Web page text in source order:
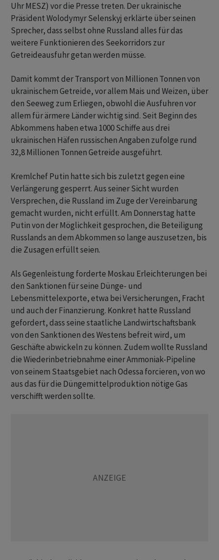
Uhr MESZ) vor die Presse treten. Der ukrainische
Präsident Wolodymyr Selenskyj erklärte über seinen
Sprecher, dass selbst ohne Russland alles für das
weitere Funktionieren des Seekorridors zur
Getreideausfuhr getan werden müsse.
Damit kommt der Transport von Millionen Tonnen von
ukrainischem Getreide, vor allem Mais und Weizen, über
den Seeweg zum Erliegen, obwohl die Ausfuhren vor
allem für ärmere Länder wichtig sind. Seit Beginn des
Abkommens haben etwa 1000 Schiffe aus drei
ukrainischen Häfen russischen Angaben zufolge rund
32,8 Millionen Tonnen Getreide ausgeführt.
Kremlchef Putin hatte sich bis zuletzt gegen eine
Verlängerung gesperrt. Aus seiner Sicht wurden
Versprechen, die Russland im Zuge der Vereinbarung
gemacht wurden, nicht erfüllt. Am Donnerstag hatte
Putin von der Möglichkeit gesprochen, die Beteiligung
Russlands an dem Abkommen so lange auszusetzen, bis
die Zusagen erfüllt seien.
Als Gegenleistung forderte Moskau Erleichterungen bei
den Sanktionen für seine Dünge- und
Lebensmittelexporte, etwa bei Versicherungen, Fracht
und auch der Finanzierung. Konkret hatte Russland
gefordert, dass seine staatliche Landwirtschaftsbank
von den Sanktionen des Westens befreit wird, um
Geschäfte abwickeln zu können. Zudem wollte Russland
die Wiederinbetriebnahme einer Ammoniak-Pipeline
von seinem Staatsgebiet nach Odessa forcieren, von wo
aus das für die Düngemittelproduktion nötige Gas
verschifft werden sollte.